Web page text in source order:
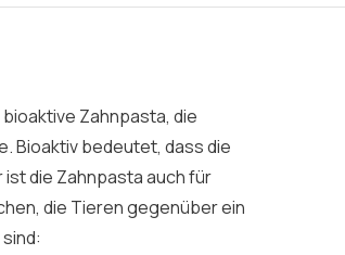
Zahnpasta, die
Bioaktiv bedeutet, dass die
die Zahnpasta auch für
die Tieren gegenüber ein